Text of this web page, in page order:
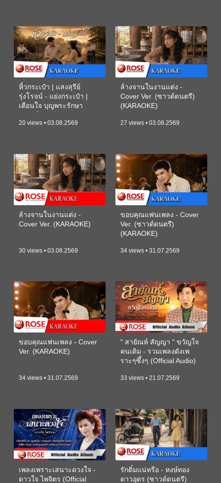
หิ้วกระเป๋า | แสงสุรีย์
รุ่งโรจน์ - แย่งกระเป๋า |
เตือนใจ บุญพระรักษา
20 views • 03.08.2569
ล้างจานในงานแต่ง -
Cover Ver. (ซาวด์ดนตรี)
(KARAOKE)
27 views • 03.08.2569
ล้างจานในงานแต่ง -
Cover Ver. (KARAOKE)
30 views • 03.08.2569
ขอบคุณแฟนเพลง - Cover
Ver. (ซาวด์ดนตรี)
(KARAOKE)
34 views • 31.07.2569
ขอบคุณแฟนเพลง - Cover
Ver. (KARAOKE)
34 views • 31.07.2569
" สายัณห์ สัญญา " ขวัญใจ
คนเดิม - รวมเพลงดังเพ
ราะๆซึ้งๆ (Official Audio)
33 views • 21.07.2569
เพลงเพราะเสนาะดวงใจ -
ดาวใจ ไพจิตร (Official
รักติ๋มแน่หรือ - หงษ์ทอง
ดาวอุดร (ซาวด์ดนตรี)